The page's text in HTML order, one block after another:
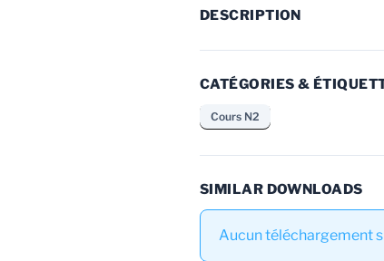
DESCRIPTION
CATÉGORIES &
Cours N2
SIMILAR DOWNLOADS
Aucun téléchargement